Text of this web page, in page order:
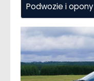
Podwozie i opony